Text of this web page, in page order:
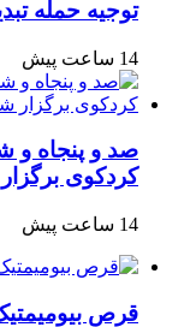
توجیه حمله
14 ساعت پیش
صد و پنجاه‌ و
کردکوی
14 ساعت پیش
قرص